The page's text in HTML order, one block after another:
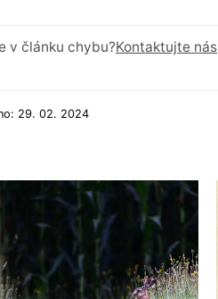
v článku chybu?Kontaktujte nás
29. 02. 2024